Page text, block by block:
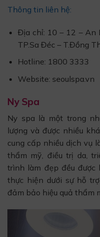
Thông tin liên hệ:
Địa chỉ: 10 – 12 – An
TP.Sa Đéc – T.Đồng
Hotline: 1800 3333
Website: seoulspa.vn
Ny Spa
Ny spa là một trong
lượng và được nhiều
cung cấp nhiều dịch vụ
thẩm mỹ, điều trị da,
trình làm đẹp đều
thực hiện dưới sự hỗ
đảm bảo hiệu quả thẩm